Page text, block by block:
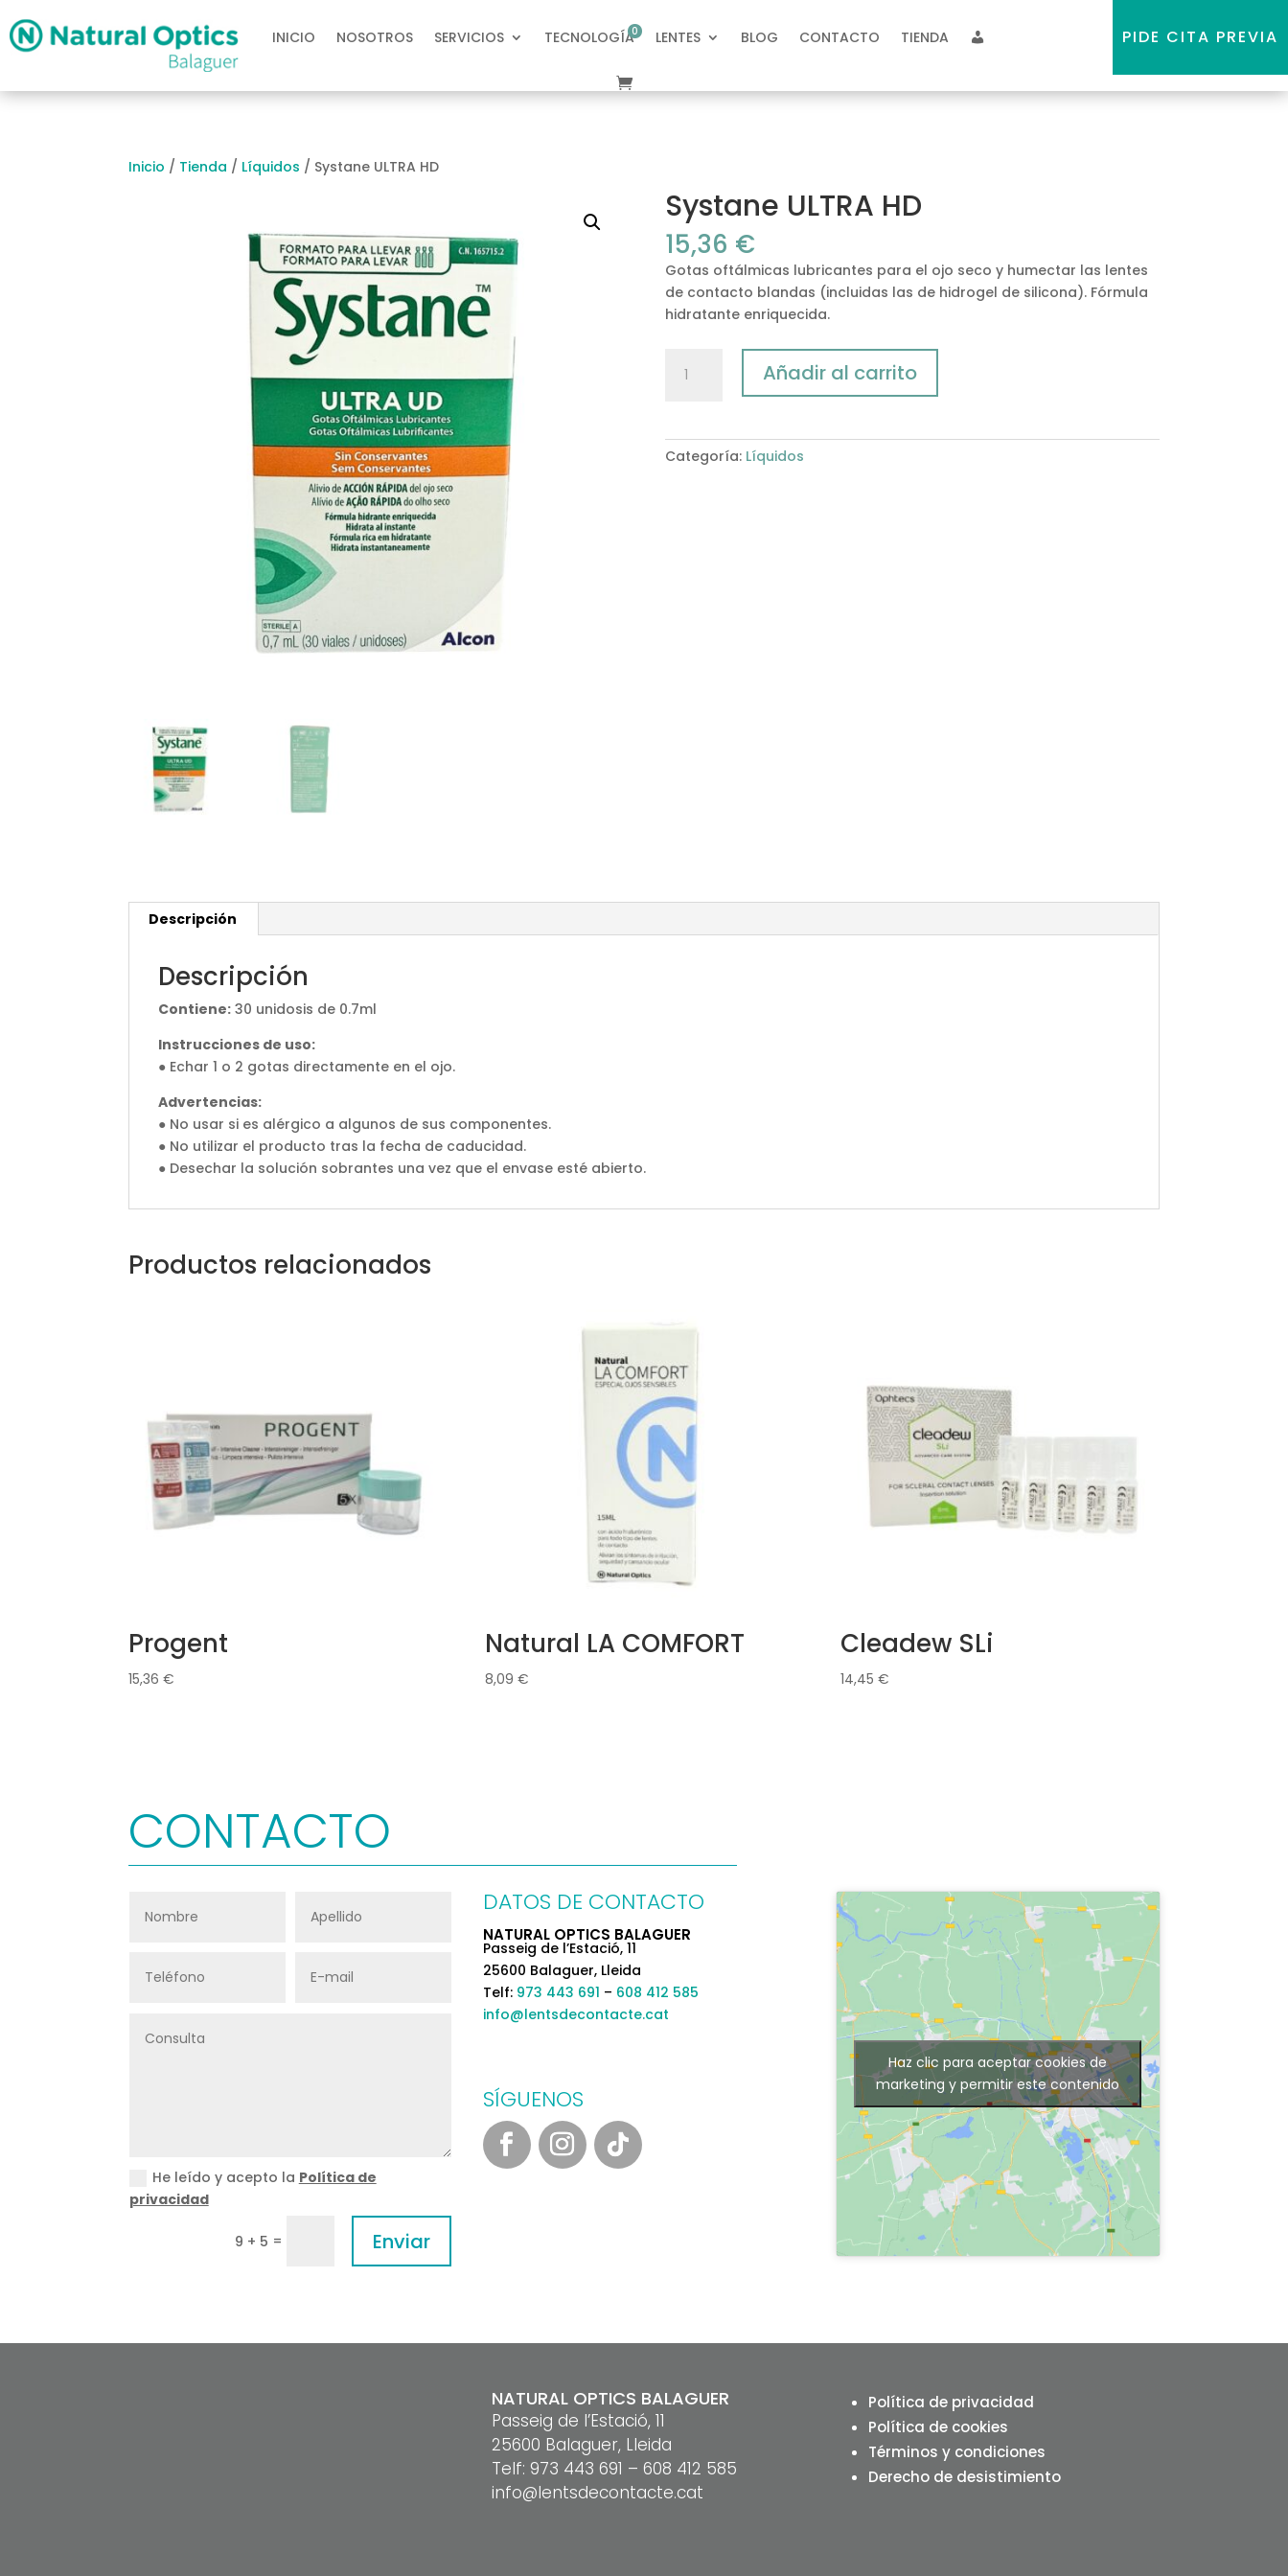
INICIO NOSOTROS SERVICIOS TECNOLOGÍA LENTES BLOG CONTACTO TIENDA MI CUENTA
0
ele
en
to
PIDE CITA PREVIA
Inicio / Tienda / Líquidos / Systane ULTRA HD
Systane ULTRA HD
15,36 €
Gotas oftálmicas lubricantes para el ojo seco y humectar las lentes
de contacto blandas (incluidas las de hidrogel de silicona). Fórmula
hidratante enriquecida.
ULTRA
Añadir al carrito
Categoría: Líquidos
Descripción
Descripción
Contiene: 30 unidosis de 0.7ml
Instrucciones de uso:
● Echar 1 o 2 gotas directamente en el ojo.
Advertencias:
● No usar si es alérgico a algunos de sus componentes.
● No utilizar el producto tras la fecha de caducidad.
● Desechar la solución sobrantes una vez que el envase esté abierto.
Productos relacionados
Progent
15,36€
Natural LA COMFORT
8,09 €
Cleadew SLi
14,45€
CONTACTO
He leído y acepto la Política de
privacidad
9 + 5 = Enviar
DATOS DE CONTACTO
NATURAL OPTICS BALAGUER
Passeig de l’Estació, 11
25600 Balaguer, Lleida
Telf: 973 443 691 – 608 412 585
info@lentsdecontacte.cat
SÍGUENOS
Haz clic para aceptar cookies de
marketing y permitir este contenido
NATURAL OPTICS BALAGUER
Passeig de l’Estació, 11
25600 Balaguer, Lleida
Telf: 973 443 691 – 608 412 585
info@lentsdecontacte.cat
Política de privacidad
Política de cookies
Términos y condiciones
Derecho de desistimiento